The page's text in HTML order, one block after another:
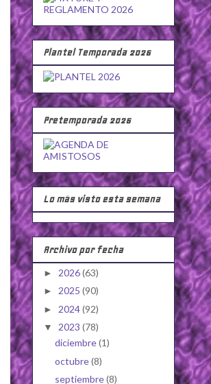
Plantel Temporada 2026
Pretemporada 2026
Lo más visto esta semana
Archivo por fecha
► 2026(63)
► 2025 (90)
► 2024(92)
▼ 2023 (78)
diciembre(1)
octubre(8)
septiembre(8)